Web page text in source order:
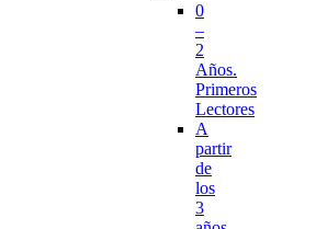
0
–
2
Años.
Primeros
Lectores
A
partir
de
los
3